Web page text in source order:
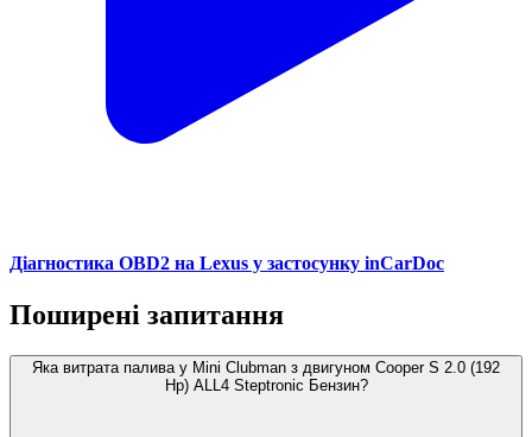
Діагностика OBD2 на Lexus у застосунку inCarDoc
Поширені запитання
Яка витрата палива у Mini Clubman з двигуном Cooper S 2.0 (192
Hp) ALL4 Steptronic Бензин?